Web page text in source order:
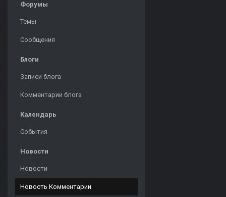
Форумы
Темы
Сообщения
Блоги
Записи блога
Комментарии блога
Календарь
События
Новости
Новости
Новость Комментарии